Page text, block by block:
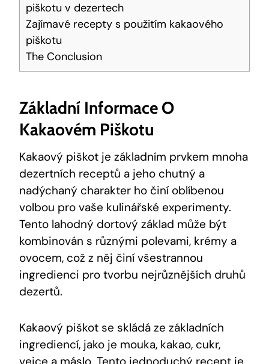
piškotu v dezertech
Zajímavé recepty s použitím kakaového
piškotu
The Conclusion
Základní Informace O
Kakaovém Piškotu
Kakaový piškot je základním prvkem mnoha
dezertních receptů a jeho chutný a
nadýchaný charakter ho činí oblíbenou
volbou pro vaše kulinářské experimenty.
Tento lahodný dortový základ může být
kombinován s různými polevami, krémy a
ovocem, což z něj činí všestrannou
ingredienci pro tvorbu nejrůznějších druhů
dezertů.
Kakaový piškot se skládá ze základních
ingrediencí, jako je mouka, kakao, cukr,